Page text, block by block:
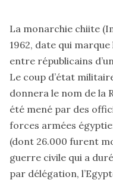
La monarchie chiite
1962, date qui
entre républicains
Le coup d’état
donnera le nom de la
été mené par des
forces armées
(dont 26.000 furent
guerre civile qui a
par délégation,